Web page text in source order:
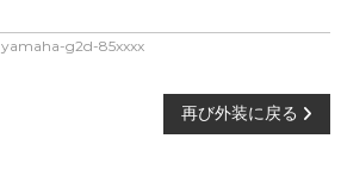
yamaha-g2d-85xxxx
再び外装に戻る